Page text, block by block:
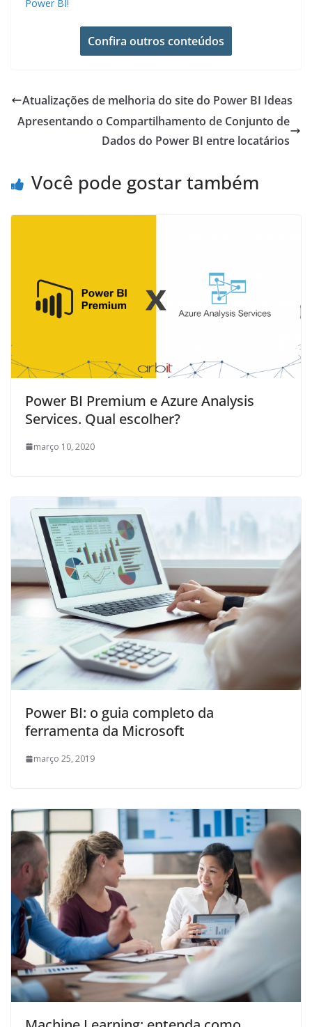
Power BI!
Confira outros conteúdos
Atualizações de melhoria do site do Power BI Ideas
Apresentando o Compartilhamento de Conjunto de
Dados do Power BI entre locatários
Você pode gostar também
Power BI Premium e Azure Analysis
Services. Qual escolher?
março 10, 2020
Power BI: o guia completo da
ferramenta da Microsoft
março 25, 2019